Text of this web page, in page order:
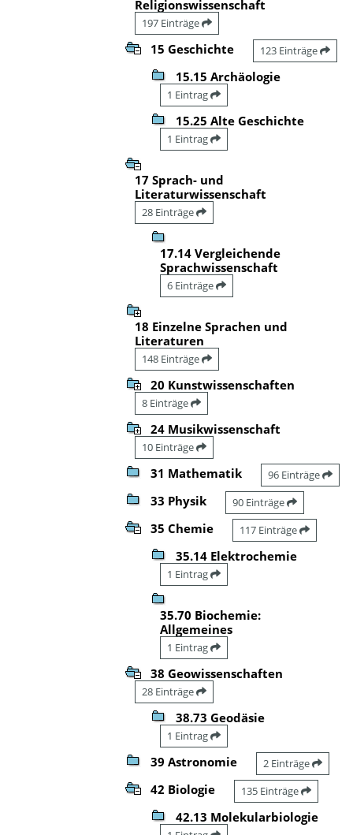
Religionswissenschaft
197 Einträge
15 Geschichte 123 Einträge
15.15 Archäologie
1 Eintrag
15.25 Alte Geschichte
1 Eintrag
17 Sprach- und
Literaturwissenschaft
28 Einträge
17.14 Vergleichende
Sprachwissenschaft
6 Einträge
18 Einzelne Sprachen und
Literaturen
148 Einträge
20 Kunstwissenschaften
8 Einträge
24 Musikwissenschaft
10 Einträge
31 Mathematik 96 Einträge
33 Physik 90 Einträge
35 Chemie 117 Einträge
35.14 Elektrochemie
1 Eintrag
35.70 Biochemie:
Allgemeines
1 Eintrag
38 Geowissenschaften
28 Einträge
38.73 Geodäsie
1 Eintrag
39 Astronomie 2 Einträge
42 Biologie 135 Einträge
42.13 Molekularbiologie